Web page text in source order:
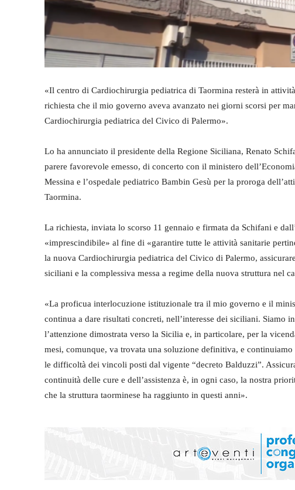
«Il centro di Cardiochirurgia pediatrica di Taormina resterà in
richiesta che il mio governo aveva avanzato nei giorni scorsi per
Cardiochirurgia pediatrica del Civico di Palermo».
Lo ha annunciato il presidente della Regione Siciliana, Renato
parere favorevole emesso, di concerto con il ministero
Messina e l’ospedale pediatrico Bambin Gesù per la proroga
Taormina.
La richiesta, inviata lo scorso 11 gennaio e firmata da Schifani e
«imprescindibile» al fine di «garantire tutte le attività sanitarie
la nuova Cardiochirurgia pediatrica del Civico di Palermo,
siciliani e la complessiva messa a regime della nuova struttura nel
«La proficua interlocuzione istituzionale tra il mio governo e il
continua a dare risultati concreti, nell’interesse dei siciliani. Siamo
l’attenzione dimostrata verso la Sicilia e, in particolare, per la
mesi, comunque, va trovata una soluzione definitiva, e
le difficoltà dei vincoli posti dal vigente “decreto Balduzzi”.
continuità delle cure e dell’assistenza è, in ogni caso, la nostra
che la struttura taorminese ha raggiunto in questi anni».